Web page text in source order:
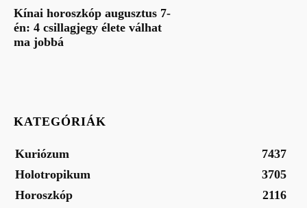
Kínai horoszkóp augusztus 7-
én: 4 csillagjegy élete válhat
ma jobbá
KATEGÓRIÁK
Kuriózum
7437
Holotropikum
3705
Horoszkóp
2116